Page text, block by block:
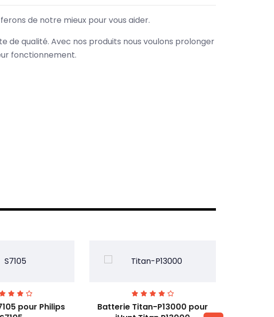
de notre mieux pour vous aider.
de qualité. Avec nos produits nous voulons prolonger
fonctionnement.
pour Philips
Batterie Titan-P13000 pour